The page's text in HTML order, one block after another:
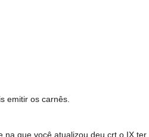
emitir os carnês.
na que você atualizou deu crt o IX ter